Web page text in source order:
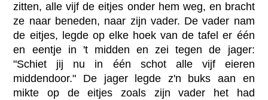
zitten, alle vijf de eitjes onder hem weg, en bracht
ze naar beneden, naar zijn vader. De vader nam
de eitjes, legde op elke hoek van de tafel er één
en eentje in 't midden en zei tegen de jager:
"Schiet jij nu in één schot alle vijf eieren
middendoor." De jager legde z'n buks aan en
mikte op de eitjes zoals zijn vader het had